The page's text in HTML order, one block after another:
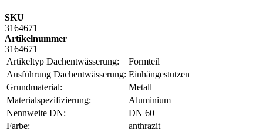
SKU
3164671
Artikelnummer
3164671
Artikeltyp Dachentwässerung:
Formteil
Ausführung Dachentwässerung: Einhängestutzen
Grundmaterial:
Metall
Materialspezifizierung:
Aluminium
Nennweite DN:
DN 60
Farbe:
anthrazit